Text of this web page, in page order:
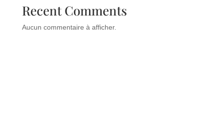
Recent Comments
Aucun commentaire à afficher.